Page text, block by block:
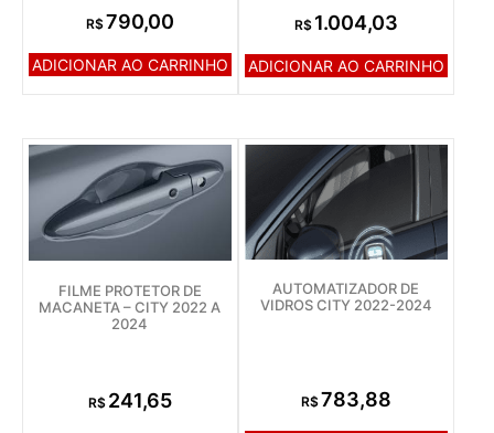
R$790,00
ADICIONAR AO CARRINHO
R$ 1.004,03
ADICIONAR AO CARRINHO
FILME PROTETOR DE
MACANETA – CITY 2022 A
2024
R$ 241,65
AUTOMATIZADOR DE
VIDROS CITY 2022-2024
R$783,88